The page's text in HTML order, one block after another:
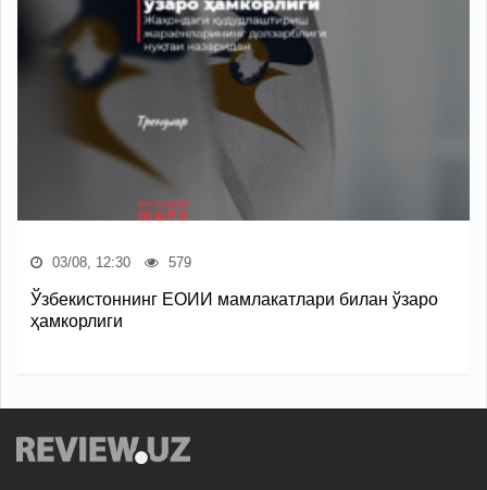
03/08, 12:30 579
Ўзбекистоннинг ЕОИИ мамлакатлари билан ўзаро
ҳамкорлиги